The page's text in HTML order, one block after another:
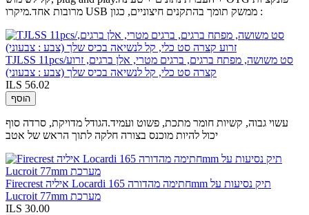
מרובות אחד.מיקרו USB ממשק תומך בהתקנים חיצוניים, כגון :
TJLSS 11pcs/סט משושה, מפתח ברגים, ברגים מטרי, אלן ברגים, זרוע
קצרה סט כלי, קל לנשיאה בכיס שלך (צבע : צבעוני)
ILS 56.02
הוסף
עשוי גבוה, קשיות חומר מתכת, פשוט ועמיד.הגודל מדויקת, סרדה סוף
יכול להיות מוכנס בצורה חלקה לתוך הראש של אטב
Firecrest איליה Locardi חתימה מהדורה 165mm תיק נסיעות על
Lucroit 77mm מערכת
ILS 30.00